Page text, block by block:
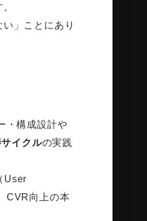
」ことにあり
・構成設計や
イクルの実践
User
CVR向上の本